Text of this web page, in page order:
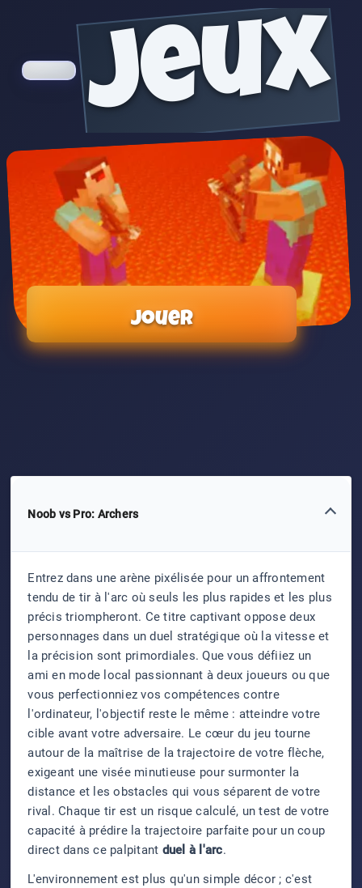
jeux
Jouer
Noob vs Pro: Archers
Entrez dans une arène pixélisée pour un affrontement
tendu de tir à l'arc où seuls les plus rapides et les plus
précis triompheront. Ce titre captivant oppose deux
personnages dans un duel stratégique où la vitesse et
la précision sont primordiales. Que vous défiiez un
ami en mode local passionnant à deux joueurs ou que
vous perfectionniez vos compétences contre
l'ordinateur, l'objectif reste le même : atteindre votre
cible avant votre adversaire. Le cœur du jeu tourne
autour de la maîtrise de la trajectoire de votre flèche,
exigeant une visée minutieuse pour surmonter la
distance et les obstacles qui vous séparent de votre
rival. Chaque tir est un risque calculé, un test de votre
capacité à prédire la trajectoire parfaite pour un coup
direct dans ce palpitant duel à l'arc.
L'environnement est plus qu'un simple décor ; c'est